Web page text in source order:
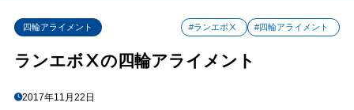
四輪アライメント #ランエボⅩ #四輪アライメント
ランエボⅩの四輪アライメント
2017年11月22日